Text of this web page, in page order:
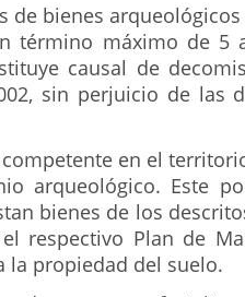
de bienes
término máximo de 5
causal de
sin perjuicio de las
en el
arqueológico. Este
bienes de los
respectivo Plan de
la propiedad del suelo.